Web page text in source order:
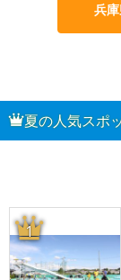
兵
夏の人気スポ
1